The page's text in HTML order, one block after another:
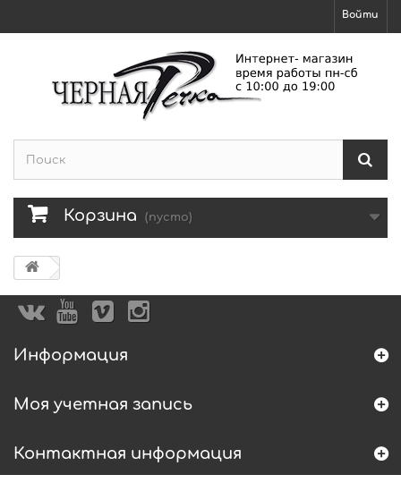
Войти
Корзина (пусто)
Информация
Моя учетная запись
Контактная информация